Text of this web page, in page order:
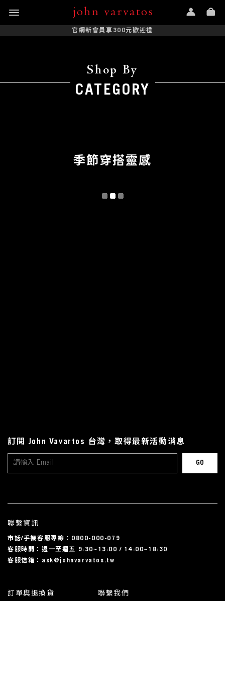
官網新會員享300元歡迎禮
Shop By
CATEGORY
季節穿搭靈感
訂單與退換貨 聯繫我們
聯繫資訊
市話/手機客服專線：0800-000-079
客服時間：週一至週五 9:30~13:00 / 14:00~18:30
客服信箱：ask@johnvarvatos.tw
訂閱 John Vavartos 台灣，取得最新活動消息